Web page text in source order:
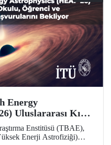
Energy
Uluslararası Kış
Enstitüsü (TBAE),
Enerji Astrofiziği)